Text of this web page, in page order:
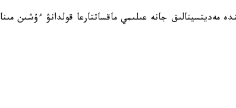
مەديتسينالىق جانە عىلىمي ماقساتتارعا قولدانۋ ءۇشىن مىنا